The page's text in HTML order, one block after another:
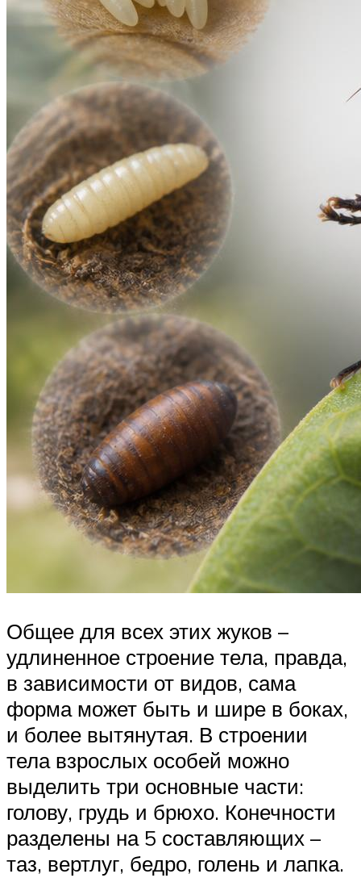
Общее для всех этих жуков –
удлиненное строение тела, правда,
в зависимости от видов, сама
форма может быть и шире в боках,
и более вытянутая. В строении
тела взрослых особей можно
выделить три основные части:
голову, грудь и брюхо. Конечности
разделены на 5 составляющих –
таз, вертлуг, бедро, голень и лапка.